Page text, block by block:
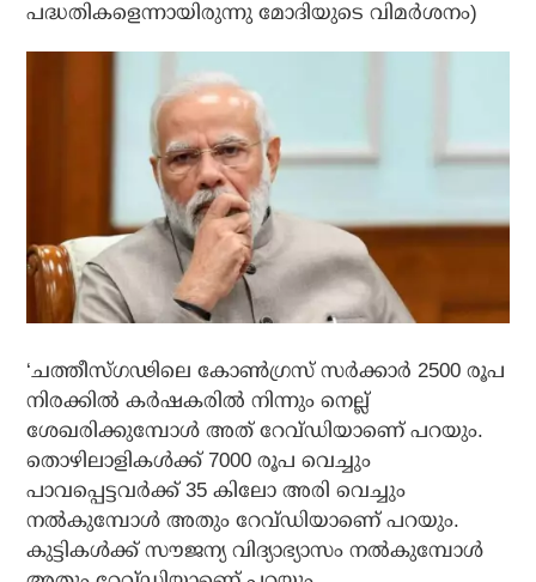
പദ്ധതികളെന്നായിരുന്നു മോദിയുടെ വിമര്‍ശനം)
‘ചത്തീസ്ഗഢിലെ കോണ്‍ഗ്രസ് സര്‍ക്കാര്‍ 2500 രൂപ
നിരക്കില്‍ കര്‍ഷകരില്‍ നിന്നും നെല്ല്
ശേഖരിക്കുമ്പോള്‍ അത് റേവ്ഡിയാണെ് പറയും.
തൊഴിലാളികള്‍ക്ക് 7000 രൂപ വെച്ചും
പാവപ്പെട്ടവര്‍ക്ക് 35 കിലോ അരി വെച്ചും
നല്‍കുമ്പോള്‍ അതും റേവ്ഡിയാണെ് പറയും.
കുട്ടികള്‍ക്ക് സൗജന്യ വിദ്യാഭ്യാസം നല്‍കുമ്പോള്‍